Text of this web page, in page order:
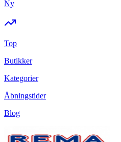
Ny
Top
Butikker
Kategorier
Åbningstider
Blog